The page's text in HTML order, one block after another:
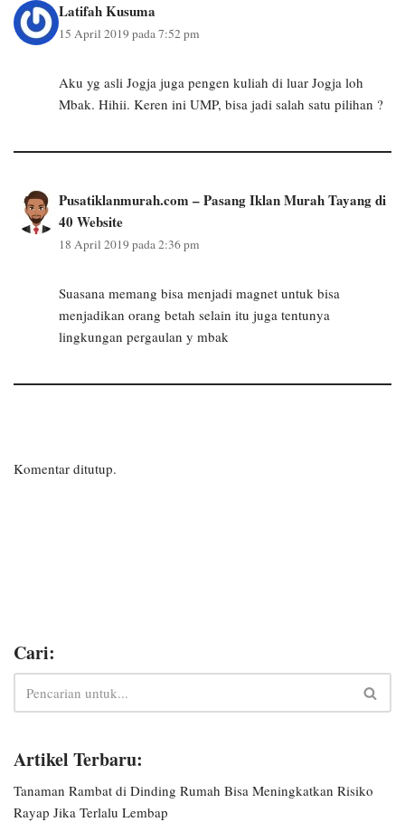
Latifah Kusuma
15 April 2019 pada 7:52 pm
Aku yg asli Jogja juga pengen kuliah di luar Jogja loh
Mbak. Hihii. Keren ini UMP, bisa jadi salah satu pilihan ?
Pusatiklanmurah.com – Pasang Iklan Murah Tayang di
40 Website
18 April 2019 pada 2:36 pm
Suasana memang bisa menjadi magnet untuk bisa
menjadikan orang betah selain itu juga tentunya
lingkungan pergaulan y mbak
Komentar ditutup.
Cari:
Artikel Terbaru:
Tanaman Rambat di Dinding Rumah Bisa Meningkatkan Risiko
Rayap Jika Terlalu Lembap